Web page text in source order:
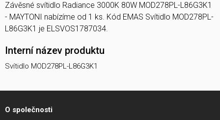
Závěsné svítidlo Radiance 3000K 80W MOD278PL-L86G3K1
- MAYTONI nabízíme od 1 ks. Kód EMAS Svítidlo MOD278PL-
L86G3K1 je ELSVOS1787034.
Interní název produktu
Svítidlo MOD278PL-L86G3K1
O společnosti